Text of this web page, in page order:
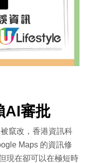
AI審批
竄改，香港資訊科
Maps 的資訊修
現在卻可以在極短時